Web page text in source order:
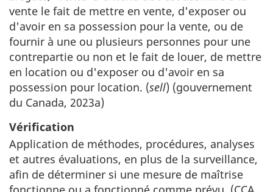
vente le fait de mettre en vente, d'exposer ou
d'avoir en sa possession pour la vente, ou de
fournir à une ou plusieurs personnes pour une
contrepartie ou non et le fait de louer, de mettre
en location ou d'exposer ou d'avoir en sa
possession pour location. (sell) (gouvernement
du Canada, 2023a)
Vérification
Application de méthodes, procédures, analyses
et autres évaluations, en plus de la surveillance,
afin de déterminer si une mesure de maîtrise